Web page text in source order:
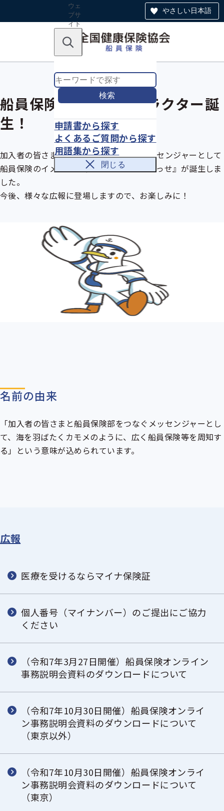
やさしい日本語
ウェ
ブサ
イト
のナ
ン
キーワードで探す
検索
申請書から探す
よくあるご質問から探す
用語集から探す
閉じる
船員保険イメージキャラクター誕
生！
加入者の皆さまと船員保険部をつなぐメッセンジャーとして
船員保険のイメージキャラクター『かもめっせ』が誕生しま
した。
今後、様々な広報に登場しますので、お楽しみに！
名前の由来
「加入者の皆さまと船員保険部をつなぐメッセンジャーとし
て、海を羽ばたくカモメのように、広く船員保険等を周知す
る」という意味が込められています。
広報
医療を受けるならマイナ保険証
個人番号（マイナンバー）のご提出にご協力
ください
（令和7年3月27日開催）船員保険オンライン
事務説明会資料のダウンロードについて
（令和7年10月30日開催）船員保険オンライ
ン事務説明会資料のダウンロードについて
（東京以外）
（令和7年10月30日開催）船員保険オンライ
ン事務説明会資料のダウンロードについて
（東京）